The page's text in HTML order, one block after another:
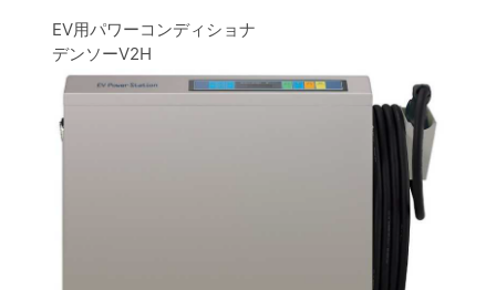
EV用パワーコンディショナ
デンソーV2H